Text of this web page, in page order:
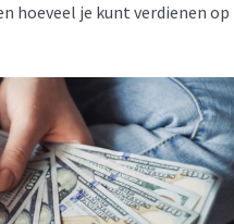
hoeveel je kunt verdienen op